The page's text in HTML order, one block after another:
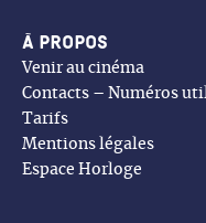
À propos
Venir au cinéma
Contacts – Numéros
Tarifs
Mentions légales
Espace Horloge